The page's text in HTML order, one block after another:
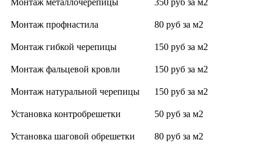
Монтаж металлочерепицы 350 руб за м2
Монтаж профнастила 80 руб за м2
Монтаж гибкой черепицы 150 руб за м2
Монтаж фальцевой кровли 150 руб за м2
Монтаж натуральной черепицы 150 руб за м2
Установка контробрешетки 50 руб за м2
Установка шаговой обрешетки 80 руб за м2